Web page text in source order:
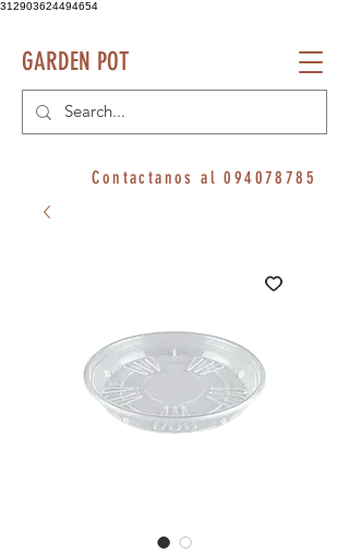
312903624494654
GARDEN POT
Contactanos al094078785